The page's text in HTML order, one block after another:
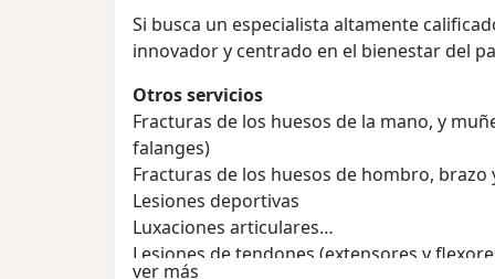
Si busca un especialista altamente
innovador y centrado en el bienestar del
Otros servicios
Fracturas de los huesos de la mano, y
falanges)
Fracturas de los huesos de hombro, brazo
Lesiones deportivas
Luxaciones articulares
Lesiones de tendones (extensores y
ver más